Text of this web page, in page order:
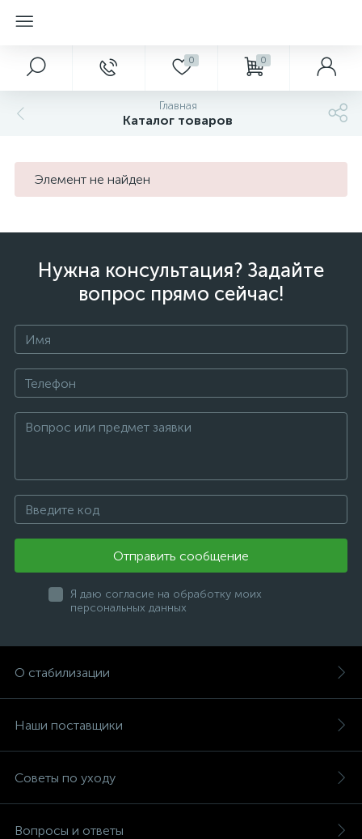
0 0
Главная
Каталог товаров
Элемент не найден
Нужна консультация? Задайте
вопрос прямо сейчас!
Отправить сообщение
Я даю согласие на обработку моих
персональных данных
О стабилизации
Наши поставщики
Советы по уходу
Вопросы и ответы